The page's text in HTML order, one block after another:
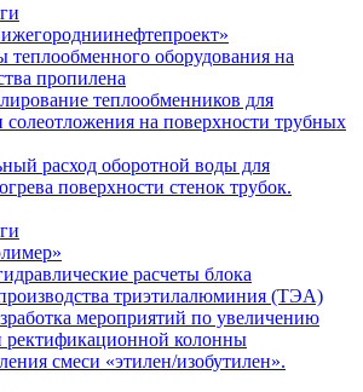
теплообменного оборудования на
пропилена
теплообменников для
солеотложения на поверхности трубных
расход оборотной воды для
поверхности стенок трубок.
расчеты блока
триэтилалюминия (ТЭА)
мероприятий по увеличению
ректификационной колонны
смеси «этилен/изобутилен».